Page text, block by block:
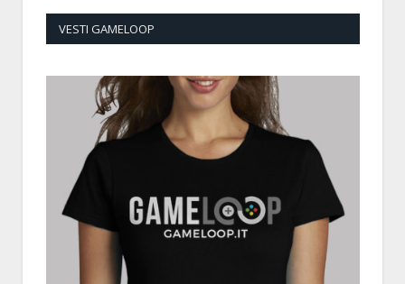
VESTI GAMELOOP